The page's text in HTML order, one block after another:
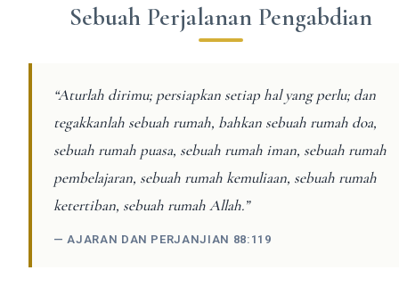
Sebuah Perjalanan Pengabdian
“Aturlah dirimu; persiapkan setiap hal yang perlu; dan
tegakkanlah sebuah rumah, bahkan sebuah rumah doa,
sebuah rumah puasa, sebuah rumah iman, sebuah rumah
pembelajaran, sebuah rumah kemuliaan, sebuah rumah
ketertiban, sebuah rumah Allah.”
— AJARAN DAN PERJANJIAN 88:119